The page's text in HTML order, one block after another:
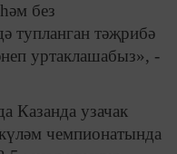
без
тупланган тәҗрибә
уртаклашабыз», -
Казанда узачак
чемпионатында